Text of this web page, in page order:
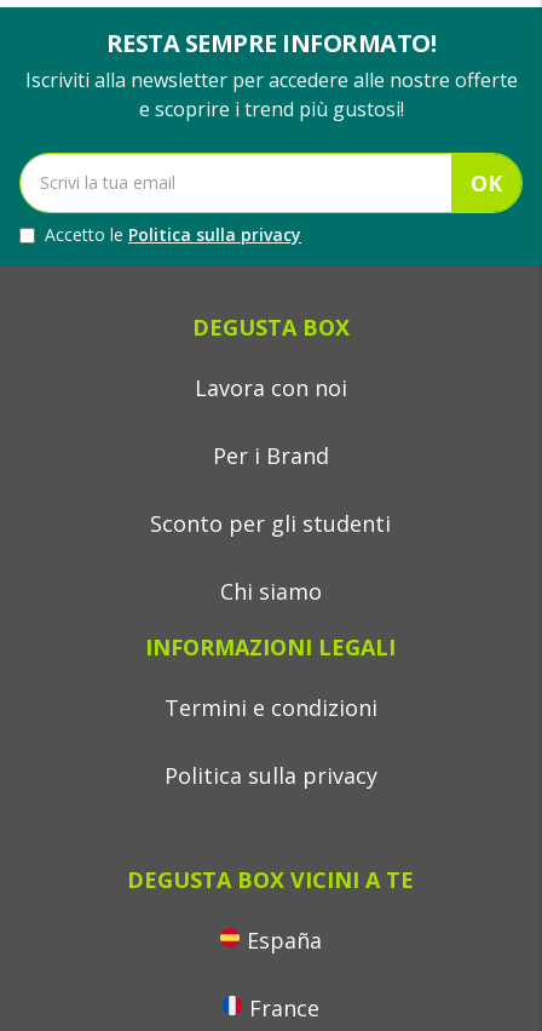
RESTA SEMPRE INFORMATO!
Iscriviti alla newsletter per accedere alle nostre offerte
e scoprire i trend più gustosi!
OK
Accetto le Politica sulla privacy
DEGUSTA BOX
Lavora con noi
Per i Brand
Sconto per gli studenti
Chi siamo
INFORMAZIONI LEGALI
Termini e condizioni
Politica sulla privacy
DEGUSTA BOX VICINI A TE
España
France